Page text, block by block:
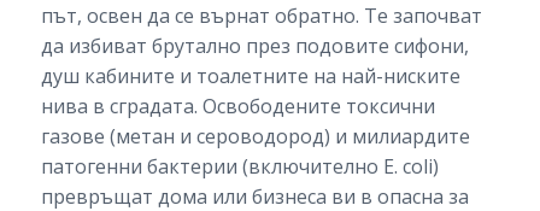
път, освен да се върнат обратно. Те започват
да избиват брутално през подовите сифони,
душ кабините и тоалетните на най-ниските
нива в сградата. Освободените токсични
газове (метан и сероводород) и милиардите
патогенни бактерии (включително E. coli)
превръщат дома или бизнеса ви в опасна за